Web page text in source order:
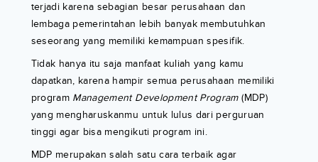
terjadi karena sebagian besar perusahaan dan
lembaga pemerintahan lebih banyak membutuhkan
seseorang yang memiliki kemampuan spesifik.
Tidak hanya itu saja manfaat kuliah yang kamu
dapatkan, karena hampir semua perusahaan memiliki
program Management Development Program(MDP)
yang mengharuskanmu untuk lulus dari perguruan
tinggi agar bisa mengikuti program ini.
MDP merupakan salah satu cara terbaik agar